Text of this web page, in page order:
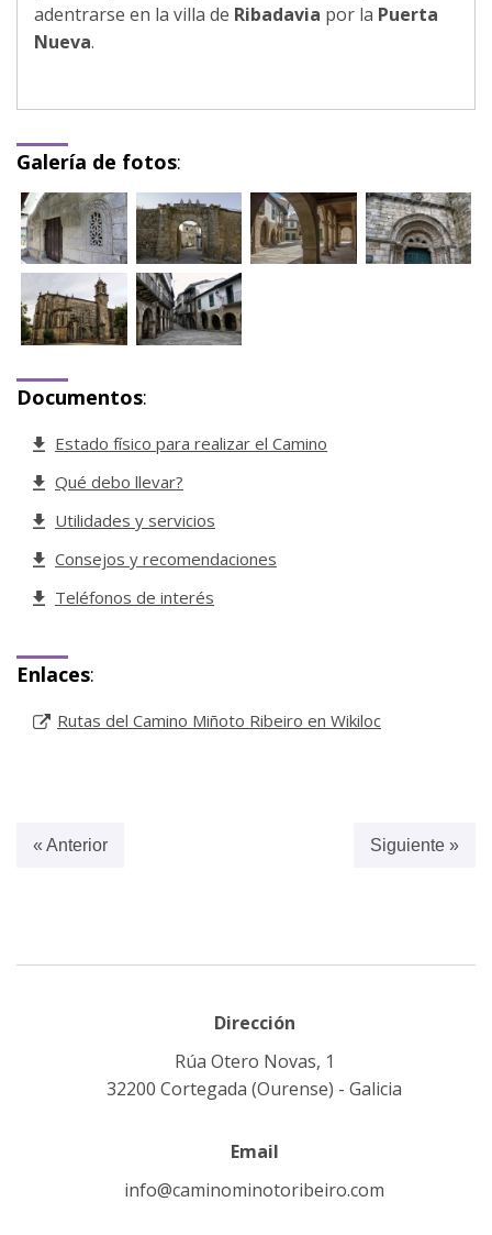
adentrarse en la villa de Ribadavia por la Puerta
Nueva.
Galería de fotos:
Documentos:
Estado físico para realizar el Camino
Qué debo llevar?
Utilidades y servicios
Consejos y recomendaciones
Teléfonos de interés
Enlaces:
Rutas del Camino Miñoto Ribeiro en Wikiloc
Siguiente »
« Anterior
Dirección
Rúa Otero Novas, 1
32200 Cortegada (Ourense) - Galicia
Email
info@caminominotoribeiro.com